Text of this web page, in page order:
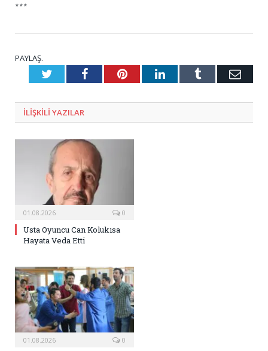
***
PAYLAŞ.
TwitterFacebookPinterestLinkedInTumblr E-
ILIŞKILI YAZILAR
01.08.2026 0
Usta Oyuncu Can Kolukısa
Hayata Veda Etti
01.08.2026 0